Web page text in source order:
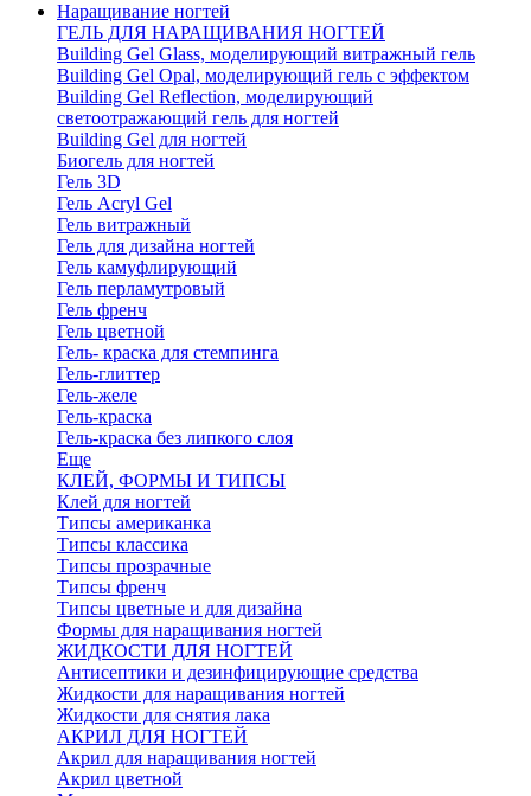
Наращивание ногтей
ГЕЛЬ ДЛЯ НАРАЩИВАНИЯ НОГТЕЙ
Building Gel Glass, моделирующий витражный гель
Building Gel Opal, моделирующий гель с эффектом
Building Gel Reflection, моделирующий
светоотражающий гель для ногтей
Building Gel для ногтей
Биогель для ногтей
Гель 3D
Гель Acryl Gel
Гель витражный
Гель для дизайна ногтей
Гель камуфлирующий
Гель перламутровый
Гель френч
Гель цветной
Гель- краска для стемпинга
Гель-глиттер
Гель-желе
Гель-краска
Гель-краска без липкого слоя
Еще
КЛЕЙ, ФОРМЫ И ТИПСЫ
Клей для ногтей
Типсы американка
Типсы классика
Типсы прозрачные
Типсы френч
Типсы цветные и для дизайна
Формы для наращивания ногтей
ЖИДКОСТИ ДЛЯ НОГТЕЙ
Антисептики и дезинфицирующие средства
Жидкости для наращивания ногтей
Жидкости для снятия лака
АКРИЛ ДЛЯ НОГТЕЙ
Акрил для наращивания ногтей
Акрил цветной